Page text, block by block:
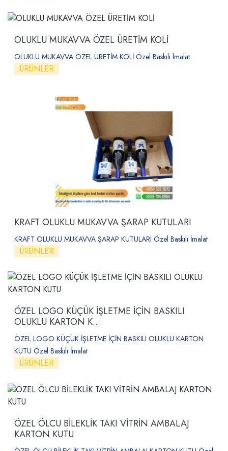
OLUKLU MUKAVVA ÖZEL ÜRETİM KOLİ
OLUKLU MUKAVVA ÖZEL ÜRETİM KOLİ Özel Baskılı İmalat
ÜRÜNLER
KRAFT OLUKLU MUKAVVA ŞARAP KUTULARI
KRAFT OLUKLU MUKAVVA ŞARAP KUTULARI Özel Baskılı İmalat
ÜRÜNLER
ÖZEL LOGO KÜÇÜK İŞLETME İÇİN BASKILI
OLUKLU KARTON K...
ÖZEL LOGO KÜÇÜK İŞLETME İÇİN BASKILI OLUKLU KARTON
KUTU Özel Baskılı İmalat
ÜRÜNLER
ÖZEL ÖLCU BİLEKLİK TAKI VİTRİN AMBALAJ
KARTON KUTU